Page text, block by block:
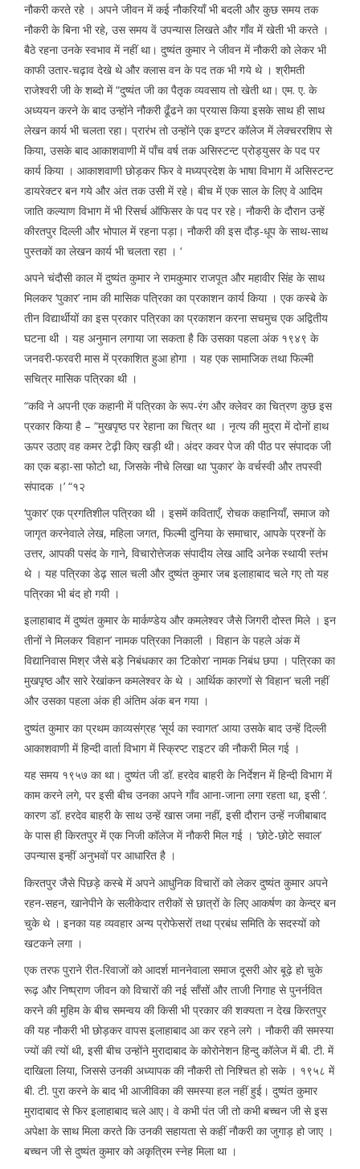
नौकरी करते रहे । अपने जीवन में कई नौकरियाँ भी बदली और कुछ समय तक
नौकरी के बिना भी रहे, उस समय वें उपन्यास लिखते और गाँव में खेती भी करते ।
बैठे रहना उनके स्वभाव में नहीं था। दुष्यंत कुमार ने जीवन में नौकरी को लेकर भी
काफी उतार-चढ़ाव देखे थे और क्लास वन के पद तक भी गये थे । श्रीमती
राजेश्वरी जी के शब्दो में “दुष्यंत जी का पैतृक व्यवसाय तो खेती था। एम. ए. के
अध्ययन करने के बाद उन्होंने नौकरी ढूँढने का प्रयास किया इसके साथ ही साथ
लेखन कार्य भी चलता रहा। प्रारंभ तो उन्होंने एक इण्टर कॉलेज में लेक्चररशिप से
किया, उसके बाद आकाशवाणी में पाँच वर्ष तक असिस्टन्ट प्रोड्युसर के पद पर
कार्य किया । आकाशवाणी छोड़कर फिर वे मध्यप्रदेश के भाषा विभाग में असिस्टन्ट
डायरेक्टर बन गये और अंत तक उसी में रहे। बीच में एक साल के लिए वे आदिम
जाति कल्याण विभाग में भी रिसर्च ऑफिसर के पद पर रहे। नौकरी के दौरान उन्हें
कीरतपुर दिल्ली और भोपाल में रहना पड़ा। नौकरी की इस दौड़-धूप के साथ-साथ
पुस्तकों का लेखन कार्य भी चलता रहा । ‘
अपने चंदौसी काल में दुष्यंत कुमार ने रामकुमार राजपूत और महावीर सिंह के साथ
मिलकर ‘पुकार’ नाम की मासिक पत्रिका का प्रकाशन कार्य किया । एक कस्बे के
तीन विद्यार्थीयों का इस प्रकार पत्रिका का प्रकाशन करना सचमुच एक अद्वितीय
घटना थी । यह अनुमान लगाया जा सकता है कि उसका पहला अंक १९४९ के
जनवरी-फरवरी मास में प्रकाशित हुआ होगा । यह एक सामाजिक तथा फिल्मी
सचित्र मासिक पत्रिका थी ।
“कवि ने अपनी एक कहानी में पत्रिका के रूप-रंग और क्लेवर का चित्रण कुछ इस
प्रकार किया है – “मुखपृष्ठ पर रेहाना का चित्र था । नृत्य की मुद्रा में दोनों हाथ
ऊपर उठाए वह कमर टेढ़ी किए खड़ी थी। अंदर कवर पेज की पीठ पर संपादक जी
का एक बड़ा-सा फोटो था, जिसके नीचे लिखा था ‘पुकार’ के वर्चस्वी और तपस्वी
संपादक ।’ “१२
‘पुकार’ एक प्रगतिशील पत्रिका थी । इसमें कविताएँ, रोचक कहानियाँ, समाज को
जागृत करनेवाले लेख, महिला जगत, फिल्मी दुनिया के समाचार, आपके प्रश्नों के
उत्तर, आपकी पसंद के गाने, विचारोत्तेजक संपादीय लेख आदि अनेक स्थायी स्तंभ
थे । यह पत्रिका डेढ़ साल चली और दुष्यंत कुमार जब इलाहाबाद चले गए तो यह
पत्रिका भी बंद हो गयी ।
इलाहाबाद में दुष्यंत कुमार के मार्कण्डेय और कमलेश्वर जैसे जिगरी दोस्त मिले । इन
तीनों ने मिलकर ‘विहान’ नामक पत्रिका निकाली । विहान के पहले अंक में
विद्यानिवास मिश्र जैसे बड़े निबंधकार का ‘टिकोरा’ नामक निबंध छपा । पत्रिका का
मुखपृष्ठ और सारे रेखांकन कमलेश्वर के थे । आर्थिक कारणों से ‘विहान’ चली नहीं
और उसका पहला अंक ही अंतिम अंक बन गया ।
दुष्यंत कुमार का प्रथम काव्यसंग्रह ‘सूर्य का स्वागत’ आया उसके बाद उन्हें दिल्ली
आकाशवाणी में हिन्दी वार्ता विभाग में स्क्रिप्ट राइटर की नौकरी मिल गई ।
यह समय १९५७ का था। दुष्यंत जी डॉ. हरदेव बाहरी के निर्देशन में हिन्दी विभाग में
काम करने लगे, पर इसी बीच उनका अपने गाँव आना-जाना लगा रहता था, इसी ‘.
कारण डॉ. हरदेव बाहरी के साथ उन्हें खास जमा नहीं, इसी दौरान उन्हें नजीबाबाद
के पास ही किरतपुर में एक निजी कॉलेज में नौकरी मिल गई । ‘छोटे-छोटे सवाल’
उपन्यास इन्हीं अनुभवों पर आधारित है ।
किरतपुर जैसे पिछड़े कस्बे में अपने आधुनिक विचारों को लेकर दुष्यंत कुमार अपने
रहन-सहन, खानेपीने के सलीकेदार तरीकों से छात्रों के लिए आकर्षण का केन्द्र बन
चुके थे । इनका यह व्यवहार अन्य प्रोफेसरों तथा प्रबंध समिति के सदस्यों को
खटकने लगा ।
एक तरफ पुराने रीत-रिवाजों को आदर्श माननेवाला समाज दूसरी ओर बूढ़े हो चुके
रूढ़ और निष्प्राण जीवन को विचारों की नई साँसों और ताजी निगाह से पुनर्नवित
करने की मुहिम के बीच समन्वय की किसी भी प्रकार की शक्यता न देख किरतपुर
की यह नौकरी भी छोड़कर वापस इलाहाबाद आ कर रहने लगे । नौकरी की समस्या
ज्यों की त्यों थी, इसी बीच उन्होंने मुरादाबाद के कोरोनेशन हिन्दु कॉलेज में बी. टी. में
दाखिला लिया, जिससे उनकी अध्यापक की नौकरी तो निश्चित हो सके । १९५८ में
बी. टी. पुरा करने के बाद भी आजीविका की समस्या हल नहीं हुई। दुष्यंत कुमार
मुरादाबाद से फिर इलाहाबाद चले आए। वे कभी पंत जी तो कभी बच्चन जी से इस
अपेक्षा के साथ मिला करते कि उनकी सहायता से कहीं नौकरी का जुगाड़ हो जाए ।
बच्चन जी से दुष्यंत कुमार को अकृत्रिम स्नेह मिला था ।